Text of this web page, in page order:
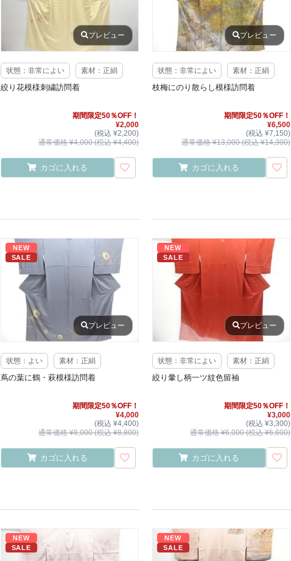
プレビュー
状態：非常によい 素材：正絹
絞り花模様刺繍訪問着
期間限定50％OFF！
¥2,000
(税込 ¥2,200)
通常価格 ¥4,000 (税込 ¥4,400)
カゴに入れる
プレビュー
状態：非常によい 素材：正絹
枝梅にのり散らし模様訪問着
期間限定50％OFF！
¥6,500
(税込 ¥7,150)
通常価格 ¥13,000 (税込 ¥14,300)
カゴに入れる
NEW
SALE
プレビュー
状態：よい 素材：正絹
蔦の葉に鶴・萩模様訪問着
期間限定50％OFF！
¥4,000
(税込 ¥4,400)
通常価格 ¥8,000 (税込 ¥8,800)
カゴに入れる
NEW
SALE
プレビュー
状態：非常によい 素材：正絹
絞り暈し柄一ツ紋色留袖
期間限定50％OFF！
¥3,000
(税込 ¥3,300)
通常価格 ¥6,000 (税込 ¥6,600)
カゴに入れる
NEW
SALE
NEW
SALE